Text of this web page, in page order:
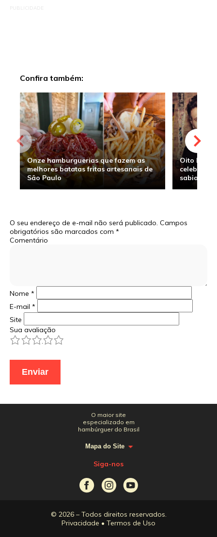
PUBLICIDADE
Confira também:
Onze hamburguerias que fazem as
melhores batatas fritas artesanais de
São Paulo
Oito
sabia
O seu endereço de e-mail não será publicado. Campos
obrigatórios são marcados com *
Comentário
Nome *
E-mail *
Site
Sua avaliação
5
4
3
2
O maior site
especializado em
hambúrguer do Brasil
Mapa do Site
Siga-nos
© 2026 – Todos direitos reservados.
Privacidade • Termos de Uso